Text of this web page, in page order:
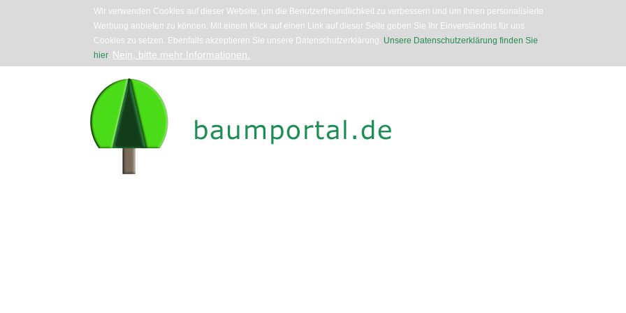
Wir verwenden Cookies auf dieser Website, um die Benutzerfreundlichkeit zu verbessern und um Ihnen personalisierte
Werbung anbieten zu können. Mit einem Klick auf einen Link auf dieser Seite geben Sie Ihr Einverständnis für uns
Cookies zu setzen. Ebenfalls akzeptieren Sie unsere Datenschutzerklärung. Unsere Datenschutzerklärung finden Sie
hier. Nein, bitte mehr Informationen.